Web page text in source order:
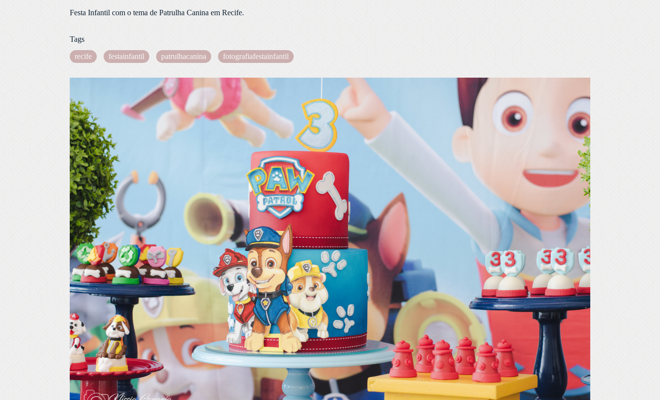
Festa Infantil com o tema de Patrulha Canina em Recife.
Tags
recife festainfantil patrulhacanina fotografiafestainfantil